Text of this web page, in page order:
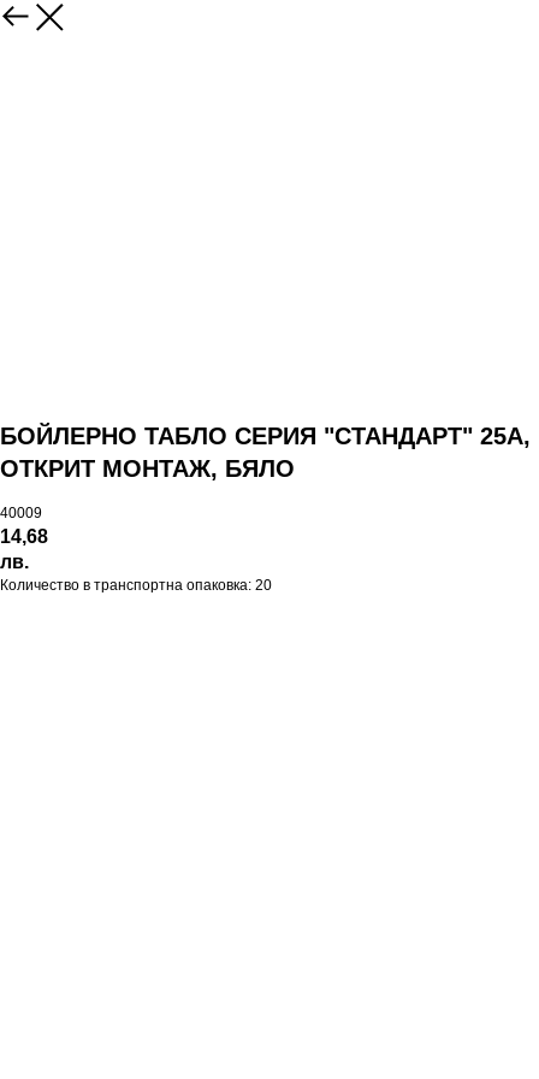
БОЙЛЕРНО ТАБЛО СЕРИЯ "СТАНДАРТ" 25А,
ОТКРИТ МОНТАЖ, БЯЛО
40009
14,68
лв.
Количество в транспортна опаковка: 20